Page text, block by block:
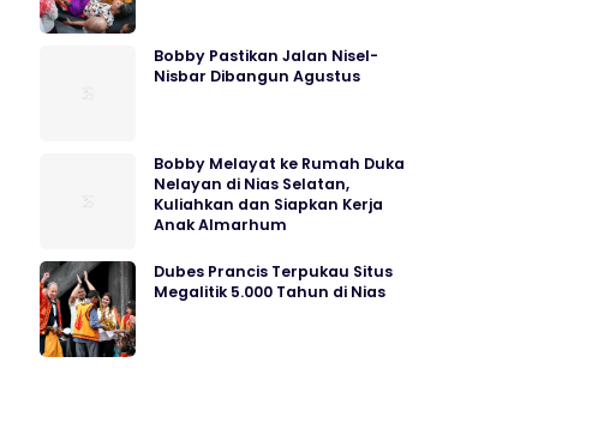
Bobby Pastikan Jalan Nisel-
Nisbar Dibangun Agustus
Bobby Melayat ke Rumah Duka
Nelayan di Nias Selatan,
Kuliahkan dan Siapkan Kerja
Anak Almarhum
Dubes Prancis Terpukau Situs
Megalitik 5.000 Tahun di Nias